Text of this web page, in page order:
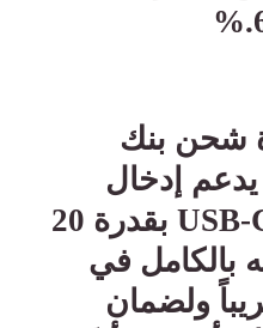
%.
شحن بنك
يدعم إدخال
USB-
بقدرة 20
بالكامل في
ولضمان